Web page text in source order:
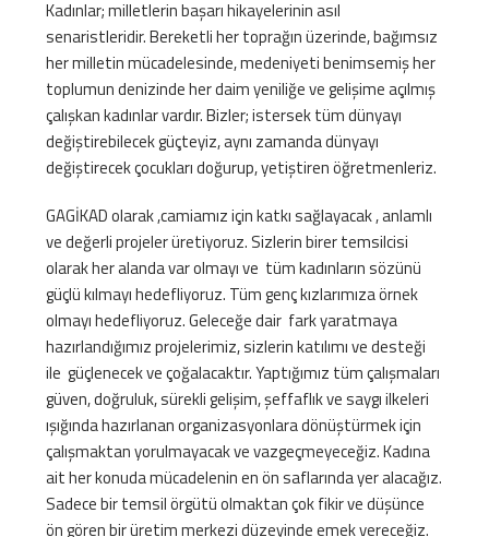
Kadınlar; milletlerin başarı hikayelerinin asıl
senaristleridir. Bereketli her toprağın üzerinde, bağımsız
her milletin mücadelesinde, medeniyeti benimsemiş her
toplumun denizinde her daim yeniliğe ve gelişime açılmış
çalışkan kadınlar vardır. Bizler; istersek tüm dünyayı
değiştirebilecek güçteyiz, aynı zamanda dünyayı
değiştirecek çocukları doğurup, yetiştiren öğretmenleriz.
GAGİKAD olarak ,camiamız için katkı sağlayacak , anlamlı
ve değerli projeler üretiyoruz. Sizlerin birer temsilcisi
olarak her alanda var olmayı ve tüm kadınların sözünü
güçlü kılmayı hedefliyoruz. Tüm genç kızlarımıza örnek
olmayı hedefliyoruz. Geleceğe dair fark yaratmaya
hazırlandığımız projelerimiz, sizlerin katılımı ve desteği
ile güçlenecek ve çoğalacaktır. Yaptığımız tüm çalışmaları
güven, doğruluk, sürekli gelişim, şeffaflık ve saygı ilkeleri
ışığında hazırlanan organizasyonlara dönüştürmek için
çalışmaktan yorulmayacak ve vazgeçmeyeceğiz. Kadına
ait her konuda mücadelenin en ön saflarında yer alacağız.
Sadece bir temsil örgütü olmaktan çok fikir ve düşünce
ön gören bir üretim merkezi düzeyinde emek vereceğiz.